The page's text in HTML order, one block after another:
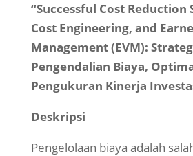
“Successful Cost Reduction
Cost Engineering, and
Management (EVM):
Pengendalian Biaya,
Pengukuran Kinerja
Deskripsi
Pengelolaan biaya adalah